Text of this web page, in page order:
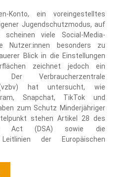
Konto, ein voreingestelltes
Jugendschutzmodus, auf
viele Social-Media-
Nutzer:innen besonders zu
Blick in die Einstellungen
zeichnet jedoch ein
Verbraucherzentrale
(vzbv) hat untersucht, wie
Snapchat, TikTok und
zum Schutz Minderjähriger
stehen Artikel 28 des
Act (DSA) sowie die
Leitlinien der Europäischen